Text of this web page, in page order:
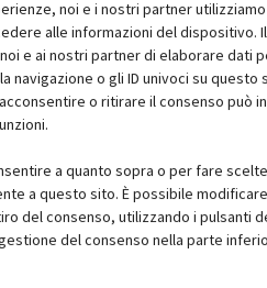
noi e i nostri partner
alle informazioni del dispositivo.
e ai nostri partner di elaborare dati
navigazione o gli ID univoci su questo
o ritirare il consenso può
a quanto sopra o per fare
a questo sito. È possibile
del consenso, utilizzando i pulsanti
del consenso nella parte